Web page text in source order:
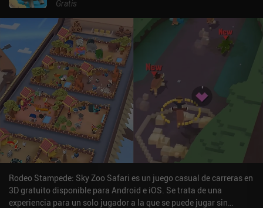
más, cada una de las cuales requiere una herramienta específica
para realizar el trabajo. Completar con éxito grupos de misiones
inicia una batalla contra un jefe en la que tenemos que huir de una
poderosa criatura durante un largo periodo de tiempo y
necesitamos aguantar toda la secuencia sin estrellarnos. Esas son
las partes más intensas de este juego, por lo demás relajante, y
podrían frustrar a algunos jugadores ocasionales, al igual que la
repetitividad frena un poco el juego.Summer Catchers es un juego
premium de 3,99 $ sin anuncios ni iAP. Presenta bonitos gráficos
de píxeles, un arte precioso, música relajante y, aunque puede que
no atraiga a un público amplio, es un juego arcade bien hecho que
encaja perfectamente en una experiencia móvil casual.
Gratis
Rodeo Stampede: Sky Zoo Safari es un juego casual de carreras en
3D gratuito disponible para Android e iOS. Se trata de una
experiencia para un solo jugador a la que se puede jugar sin